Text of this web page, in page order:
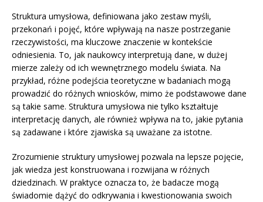
Struktura umysłowa, definiowana jako zestaw myśli,
przekonań i pojęć, które wpływają na nasze postrzeganie
rzeczywistości, ma kluczowe znaczenie w kontekście
odniesienia. To, jak naukowcy interpretują dane, w dużej
mierze zależy od ich wewnętrznego modelu świata. Na
przykład, różne podejścia teoretyczne w badaniach mogą
prowadzić do różnych wniosków, mimo że podstawowe dane
są takie same. Struktura umysłowa nie tylko kształtuje
interpretację danych, ale również wpływa na to, jakie pytania
są zadawane i które zjawiska są uważane za istotne.
Zrozumienie struktury umysłowej pozwala na lepsze pojęcie,
jak wiedza jest konstruowana i rozwijana w różnych
dziedzinach. W praktyce oznacza to, że badacze mogą
świadomie dążyć do odkrywania i kwestionowania swoich